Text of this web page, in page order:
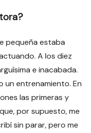
pequeña estaba
A los diez
e inacabada.
un entrenamiento. En
las primeras y
por supuesto, me
sin parar, pero me